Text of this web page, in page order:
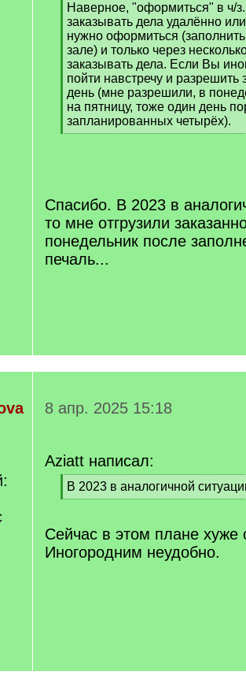
]
Наверное, "оформиться" в ч/
заказывать дела удалённо
нужно оформиться
зале) и только через
заказывать дела. Если Вы
пойти навстречу и разрешить
день (мне разрешили, в
на пятницу, тоже один день
запланированных четырёх).
[
Спасибо. В 2023 в
то мне отгрузили
понедельник после
печаль...
8 апр. 2025 15:18
Aziatt написал:
[
q
В 2023 в аналогичной
[
q
]
Сейчас в этом плане хуже
Иногородним неудобно.